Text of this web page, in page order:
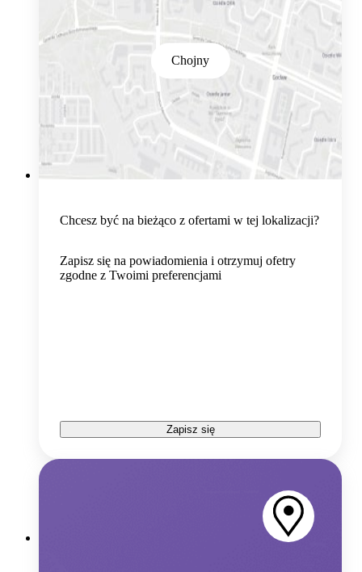
Chojny
Chcesz być na bieżąco z ofertami w tej lokalizacji?
Zapisz się na powiadomienia i otrzymuj ofetry
zgodne z Twoimi preferencjami
Zapisz się